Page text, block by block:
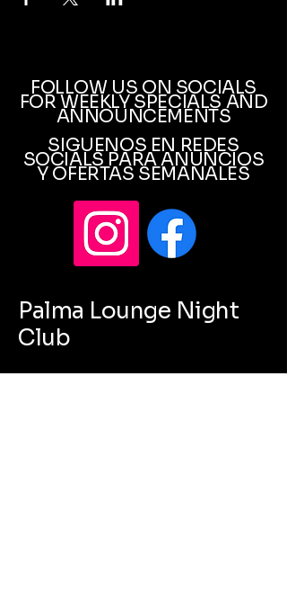
FOLLOW US ON SOCIALS
FOR WEEKLY SPECIALS AND
ANNOUNCEMENTS
SIGUENOS EN REDES
SOCIALS PARA ANUNCIOS
Y OFERTAS SEMANALES
Palma Lounge Night
Club